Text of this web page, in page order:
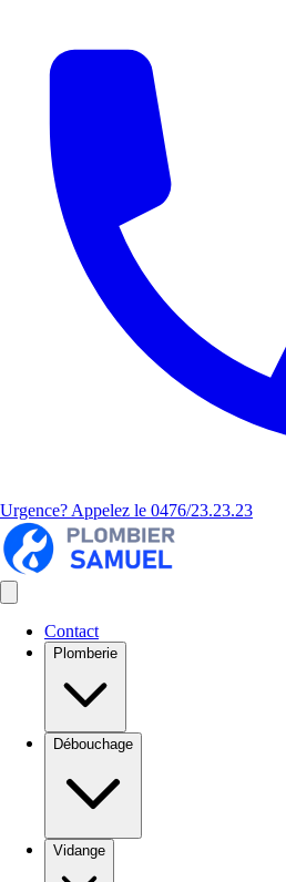
Urgence? Appelez le 0476/23.23.23
Contact
Plomberie
Débouchage
Vidange